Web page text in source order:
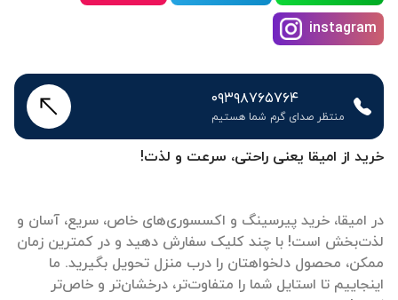
خرید از امیقا یعنی راحتی، سرعت و لذت!
در امیقا، خرید پیرسینگ و اکسسوری‌های خاص، سریع، آسان و
لذت‌بخش است! با چند کلیک سفارش دهید و در کمترین زمان
ممکن، محصول دلخواهتان را درب منزل تحویل بگیرید. ما
اینجاییم تا استایل شما را متفاوت‌تر، درخشان‌تر و خاص‌تر
instagram
۰۹۳۹۸۷۶۵۷۶۴
منتظر صدای گرم شما هستیم